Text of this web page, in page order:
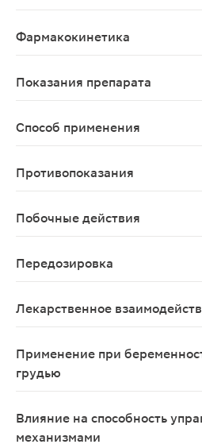
Фармакокинетика
Показания препарата
Способ применения
Противопоказания
Побочные действия
Передозировка
Лекарственное
Применение при
грудью
Влияние на способность
механизмами